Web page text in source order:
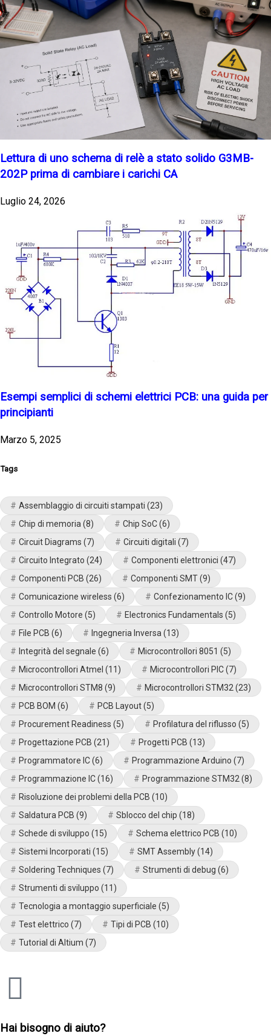
Lettura di uno schema di relè a stato solido G3MB-
202P prima di cambiare i carichi CA
Luglio 24, 2026
Esempi semplici di schemi elettrici PCB: una guida per
principianti
Marzo 5, 2025
Tags
Assemblaggio di circuiti stampati (23)
Chip di memoria(8) Chip SoC(6)
Circuit Diagrams (7) Circuiti digitali (7)
Circuito Integrato (24) Componenti elettronici (47)
Componenti PCB (26) Componenti SMT(9)
Comunicazione wireless (6) Confezionamento IC(9)
Controllo Motore (5) Electronics Fundamentals (5)
File PCB (6) Ingegneria Inversa(13)
Integrità del segnale (6) Microcontrollori 8051 (5)
Microcontrollori Atmel (11) Microcontrollori PIC(7)
Microcontrollori STM8 (9) Microcontrollori STM32(23)
PCB BOM (6) PCB Layout(5)
Procurement Readiness (5) Profilatura del riflusso (5)
Progettazione PCB (21) Progetti PCB (13)
Programmatore IC(6) Programmazione Arduino (7)
Programmazione IC(16) Programmazione STM32(8)
Risoluzione dei problemi della PCB (10)
Saldatura PCB (9) Sblocco del chip (18)
Schede di sviluppo (15) Schema elettrico PCB (10)
Sistemi Incorporati (15) SMT Assembly(14)
Soldering Techniques (7) Strumenti di debug (6)
Strumenti di sviluppo (11)
Tecnologia a montaggio superficiale (5)
Test elettrico (7) Tipi di PCB (10)
Tutorial di Altium (7)
Hai bisogno di aiuto?